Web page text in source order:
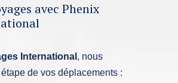
avec Phenix
International , nous
de vos déplacements :